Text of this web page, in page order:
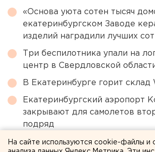
«Основа уюта сотен тысяч
екатеринбургском Заводе
изделий наградили лучших
Три беспилотника упали на
центр в Свердловской
В Екатеринбурге горит склад
Екатеринбургский аэропорт
закрывают для самолетов
подряд
Челябинцев предупредили о
На сайте используются cookie-файлы и